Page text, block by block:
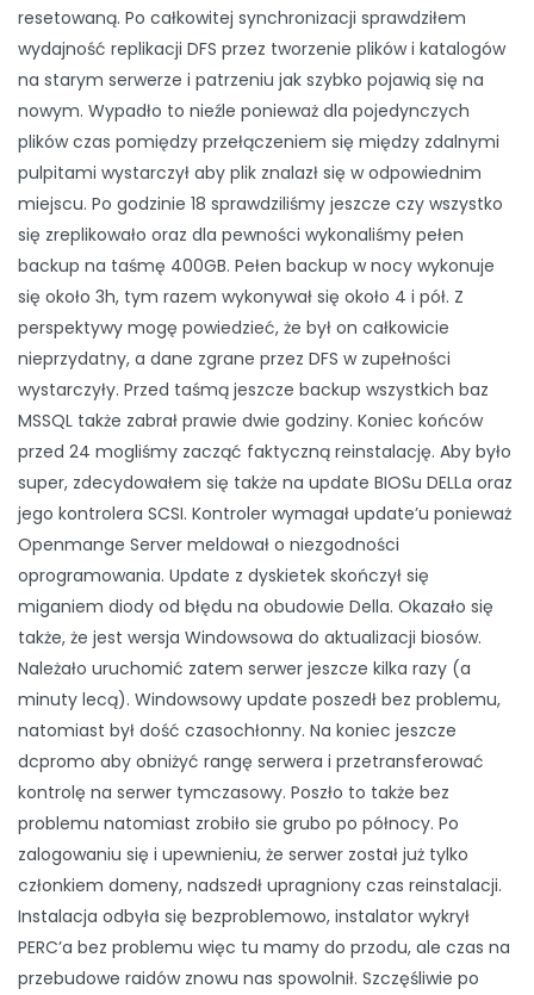
resetowaną. Po całkowitej synchronizacji sprawdziłem
wydajność replikacji DFS przez tworzenie plików i katalogów
na starym serwerze i patrzeniu jak szybko pojawią się na
nowym. Wypadło to nieźle ponieważ dla pojedynczych
plików czas pomiędzy przełączeniem się między zdalnymi
pulpitami wystarczył aby plik znalazł się w odpowiednim
miejscu. Po godzinie 18 sprawdziliśmy jeszcze czy wszystko
się zreplikowało oraz dla pewności wykonaliśmy pełen
backup na taśmę 400GB. Pełen backup w nocy wykonuje
się około 3h, tym razem wykonywał się około 4 i pół. Z
perspektywy mogę powiedzieć, że był on całkowicie
nieprzydatny, a dane zgrane przez DFS w zupełności
wystarczyły. Przed taśmą jeszcze backup wszystkich baz
MSSQL także zabrał prawie dwie godziny. Koniec końców
przed 24 mogliśmy zacząć faktyczną reinstalację. Aby było
super, zdecydowałem się także na update BIOSu DELLa oraz
jego kontrolera SCSI. Kontroler wymagał update’u ponieważ
Openmange Server meldował o niezgodności
oprogramowania. Update z dyskietek skończył się
miganiem diody od błędu na obudowie Della. Okazało się
także, że jest wersja Windowsowa do aktualizacji biosów.
Należało uruchomić zatem serwer jeszcze kilka razy (a
minuty lecą). Windowsowy update poszedł bez problemu,
natomiast był dość czasochłonny. Na koniec jeszcze
dcpromo aby obniżyć rangę serwera i przetransferować
kontrolę na serwer tymczasowy. Poszło to także bez
problemu natomiast zrobiło sie grubo po północy. Po
zalogowaniu się i upewnieniu, że serwer został już tylko
członkiem domeny, nadszedł upragniony czas reinstalacji.
Instalacja odbyła się bezproblemowo, instalator wykrył
PERC’a bez problemu więc tu mamy do przodu, ale czas na
przebudowe raidów znowu nas spowolnił. Szczęśliwie po